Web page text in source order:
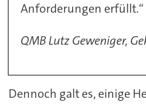
Anforderungen erfüllt.“
QMB Lutz Geweniger,
Dennoch galt es, einige